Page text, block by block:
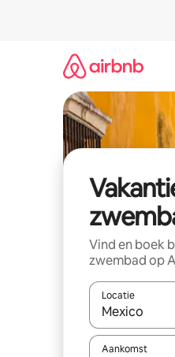
Vind en boek
zwembad op
Locatie
Wanneer er
Aankomst